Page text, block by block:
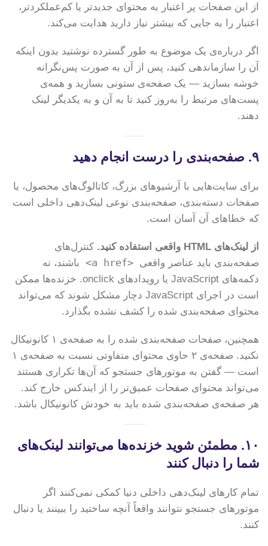
از این صفحات پر اعتبار به محتوای جدیدتر یا کم‌عملکردتر،
اعتبار را به جایی که بیشتر نیاز دارید هدایت می‌کند.
اگر درباره‌ی یک موضوع به طور گسترده نوشتید بدون اینکه
آن را سازماندهی کنید، پس از آن به صورت پس‌نگرانه
خوشه بسازید — یک صفحه‌ی ستونی بسازید و همه‌ی
پست‌های مرتبط را به‌روز کنید تا به آن و به یکدیگر لینک
دهند.
۹. صفحه‌بندی را درست انجام دهید
برای سایت‌هایی با آرشیوهای بزرگ، کاتالوگ‌های محصول، یا
صفحات دسته‌بندی، صفحه‌بندی نوعی لینک‌دهی داخلی است
که خطاهای آن آسان است.
از لینک‌های HTML واقعی استفاده کنید.
کنترل‌های
صفحه‌بندی باید عناصر واقعی <a href>
باشند، نه
دکمه‌های JavaScript یا رویدادهای onclick. خزنده‌ها ممکن
است در اجرای JavaScript دچار مشکل شوند که می‌تواند
محتوای صفحه‌بندی شده را کشف نشده بگذارد.
همچنین، صفحات صفحه‌بندی شده را به صفحه‌ی ۱ کانونیکال
نکنید. صفحه‌ی ۲ حاوی محتوای متفاوتی نسبت به صفحه‌ی ۱
است — گفتن به موتورهای جستجو که آن‌ها تکراری هستند
می‌تواند محتوای صفحات عمیق‌تر را از ایندکس خارج کند.
هر صفحه‌ی صفحه‌بندی شده باید به خودش کانونیکال باشد.
۱۰. مطمئن شوید خزنده‌ها می‌توانند لینک‌های
شما را دنبال کنند
تمام کارهای لینک‌دهی داخلی دنیا کمکی نمی‌کنند اگر
موتورهای جستجو نتوانند واقعاً آنچه ساختید را ببینند یا دنبال
کنند.